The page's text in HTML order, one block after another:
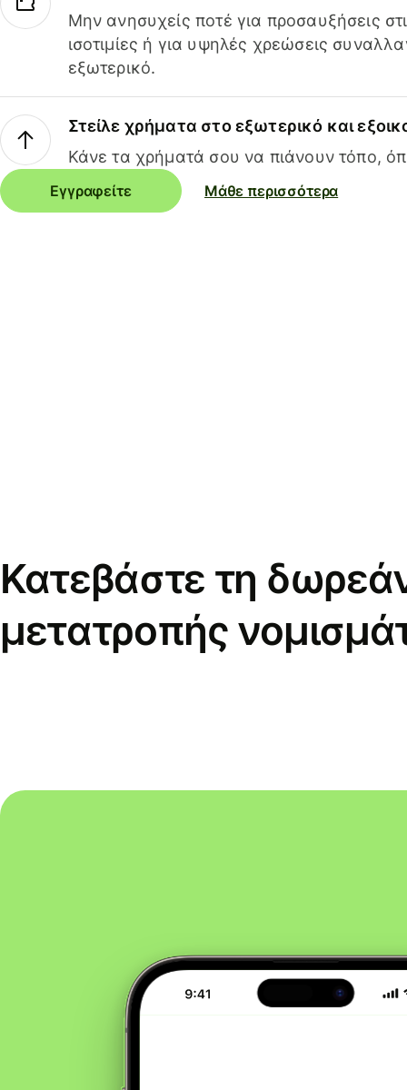
Μην ανησυχείς ποτέ για προσαυξήσεις
ισοτιμίες ή για υψηλές χρεώσεις
εξωτερικό.
Στείλε χρήματα στο εξωτερικό και
Κάνε τα χρήματά σου να πιάνουν τόπο,
Εγγραφείτε Μάθε περισσότερα
Κατεβάστε τη
μετατροπής